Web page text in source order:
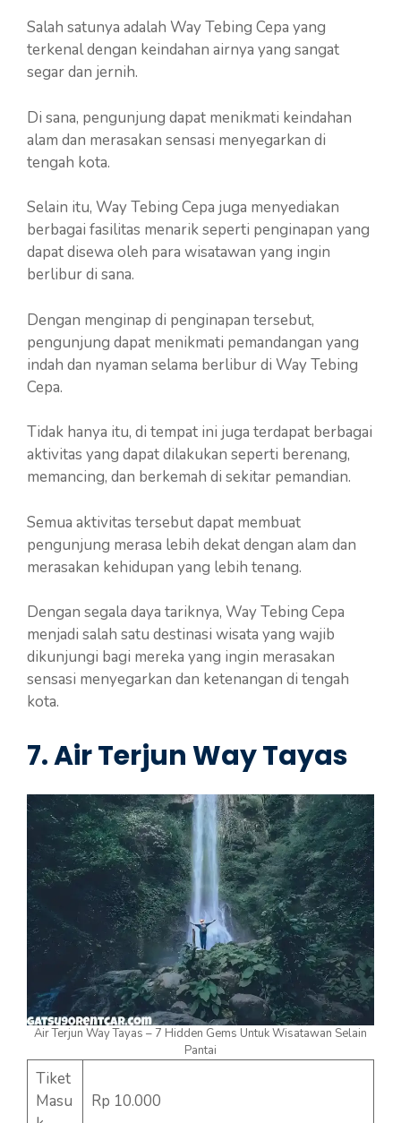
Salah satunya adalah Way Tebing Cepa yang
terkenal dengan keindahan airnya yang sangat
segar dan jernih.
Di sana, pengunjung dapat menikmati keindahan
alam dan merasakan sensasi menyegarkan di
tengah kota.
Selain itu, Way Tebing Cepa juga menyediakan
berbagai fasilitas menarik seperti penginapan yang
dapat disewa oleh para wisatawan yang ingin
berlibur di sana.
Dengan menginap di penginapan tersebut,
pengunjung dapat menikmati pemandangan yang
indah dan nyaman selama berlibur di Way Tebing
Cepa.
Tidak hanya itu, di tempat ini juga terdapat berbagai
aktivitas yang dapat dilakukan seperti berenang,
memancing, dan berkemah di sekitar pemandian.
Semua aktivitas tersebut dapat membuat
pengunjung merasa lebih dekat dengan alam dan
merasakan kehidupan yang lebih tenang.
Dengan segala daya tariknya, Way Tebing Cepa
menjadi salah satu destinasi wisata yang wajib
dikunjungi bagi mereka yang ingin merasakan
sensasi menyegarkan dan ketenangan di tengah
kota.
7. Air Terjun Way Tayas
Air Terjun Way Tayas – 7 Hidden Gems Untuk Wisatawan Selain
Pantai
Tiket
Masu
Rp 10.000